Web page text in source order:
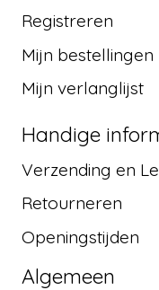
Registreren
Mijn bestellingen
Mijn verlanglijst
Handige
Verzending en
Retourneren
Openingstijden
Algemeen